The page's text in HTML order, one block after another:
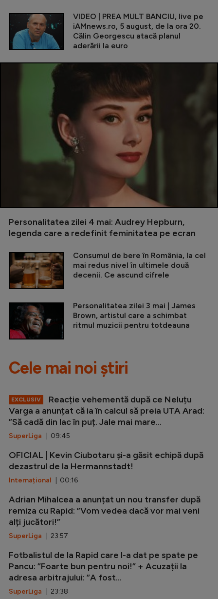
VIDEO | PREA MULT BANCIU, live pe
iAMnews.ro, 5 august, de la ora 20.
Călin Georgescu atacă planul
aderării la euro
Personalitatea zilei 4 mai: Audrey Hepburn,
legenda care a redefinit feminitatea pe ecran
Consumul de bere în România, la cel
mai redus nivel în ultimele două
decenii. Ce ascund cifrele
Personalitatea zilei 3 mai | James
Brown, artistul care a schimbat
ritmul muzicii pentru totdeauna
Cele mai noi știri
EXCLUSIV
Reacție vehementă după ce Neluțu
Varga a anunțat că ia în calcul să preia UTA Arad:
”Să cadă din lac în puț. Jale mai mare...
SuperLiga | 09:45
OFICIAL | Kevin Ciubotaru și-a găsit echipă după
dezastrul de la Hermannstadt!
Internațional | 00:16
Adrian Mihalcea a anunțat un nou transfer după
remiza cu Rapid: ”Vom vedea dacă vor mai veni
alți jucători!”
SuperLiga | 23:57
Fotbalistul de la Rapid care l-a dat pe spate pe
Pancu: ”Foarte bun pentru noi!” + Acuzații la
adresa arbitrajului: ”A fost...
SuperLiga | 23:38